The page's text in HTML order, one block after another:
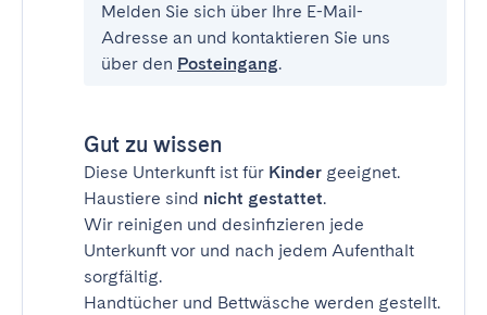
Melden Sie sich über Ihre E-Mail-
Adresse an und kontaktieren Sie uns
über den Posteingang.
Gut zu wissen
Diese Unterkunft ist für Kinder geeignet.
Haustiere sind nicht gestattet.
Wir reinigen und desinfizieren jede
Unterkunft vor und nach jedem Aufenthalt
sorgfältig.
Handtücher und Bettwäsche werden gestellt.